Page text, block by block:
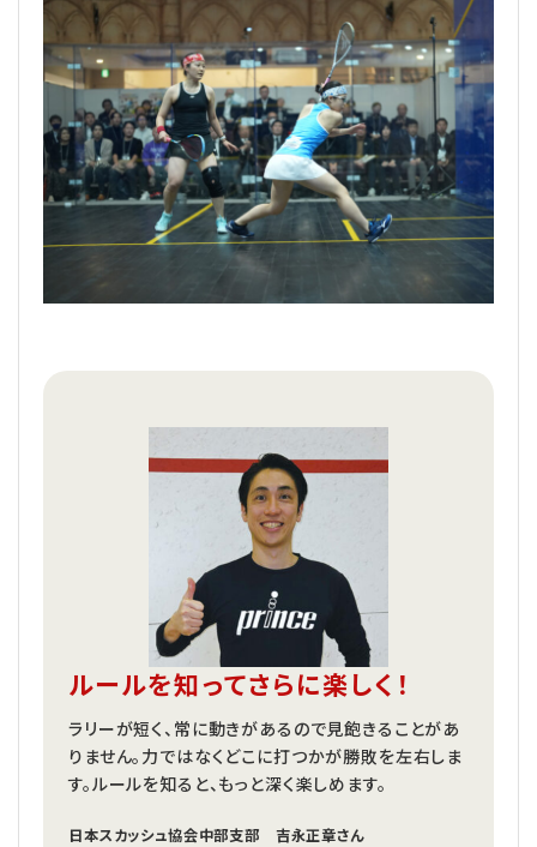
ルールを知ってさらに楽しく！
ラリーが短く、常に動きがあるので見飽きることがあ
りません。力ではなくどこに打つかが勝敗を左右しま
す。ルールを知ると、もっと深く楽しめます。
日本スカッシュ協会中部支部 吉永正章さん